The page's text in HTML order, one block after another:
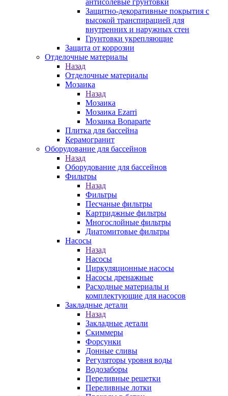
антисолевые грунтовки
Защитно-декоративные покрытия с
высокой транспирацией для
внутренних и наружных стен
Грунтовки укрепляющие
Защита от коррозии
Отделочные материалы
Назад
Отделочные материалы
Мозаика
Назад
Мозаика
Мозаика Ezarri
Мозаика Bonaparte
Плитка для бассейна
Керамогранит
Оборудование для бассейнов
Назад
Оборудование для бассейнов
Фильтры
Назад
Фильтры
Песчаные фильтры
Картриджные фильтры
Многослойные фильтры
Диатомитовые фильтры
Насосы
Назад
Насосы
Циркуляционные насосы
Насосы дренажные
Расходные материалы и
комплектующие для насосов
Закладные детали
Назад
Закладные детали
Скиммеры
Форсунки
Донные сливы
Регуляторы уровня воды
Водозаборы
Переливные решетки
Переливные лотки